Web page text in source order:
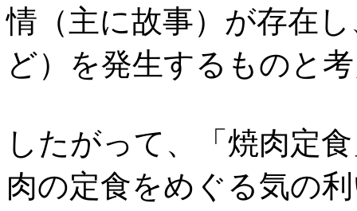
情（主に故事）が存在
ど）を発生するものと
したがって、「焼肉定
肉の定食をめぐる気の